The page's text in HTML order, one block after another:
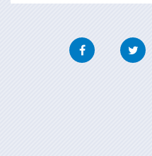
Facebook